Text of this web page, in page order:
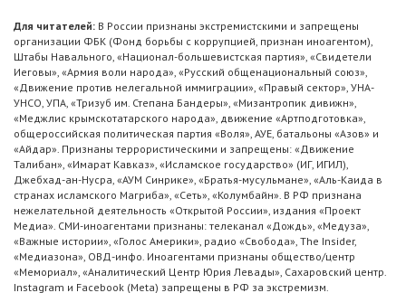
Для читателей: В России признаны экстремистскими и запрещены
организации ФБК (Фонд борьбы с коррупцией, признан иноагентом),
Штабы Навального, «Национал-большевистская партия», «Свидетели
Иеговы», «Армия воли народа», «Русский общенациональный союз»,
«Движение против нелегальной иммиграции», «Правый сектор», УНА-
УНСО, УПА, «Тризуб им. Степана Бандеры», «Мизантропик дивижн»,
«Меджлис крымскотатарского народа», движение «Артподготовка»,
общероссийская политическая партия «Воля», АУЕ, батальоны «Азов» и
«Айдар». Признаны террористическими и запрещены: «Движение
Талибан», «Имарат Кавказ», «Исламское государство» (ИГ, ИГИЛ),
Джебхад-ан-Нусра, «АУМ Синрике», «Братья-мусульмане», «Аль-Каида в
странах исламского Магриба», «Сеть», «Колумбайн». В РФ признана
нежелательной деятельность «Открытой России», издания «Проект
Медиа». СМИ-иноагентами признаны: телеканал «Дождь», «Медуза»,
«Важные истории», «Голос Америки», радио «Свобода», The Insider,
«Медиазона», ОВД-инфо. Иноагентами признаны общество/центр
«Мемориал», «Аналитический Центр Юрия Левады», Сахаровский центр.
Instagram и Facebook (Metа) запрещены в РФ за экстремизм.